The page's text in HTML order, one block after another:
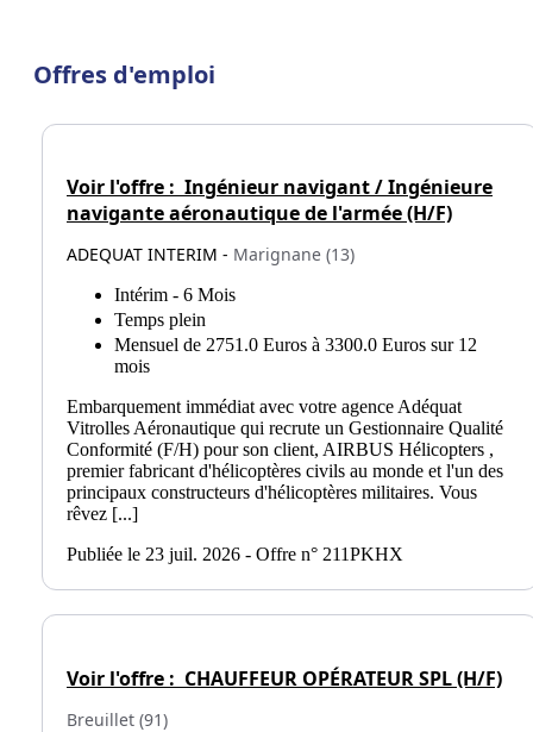
Offres d'emploi
Voir l'offre : Ingénieur navigant / Ingénieure
navigante aéronautique de l'armée (H/F)
ADEQUAT INTERIM - Marignane (13)
Intérim - 6 Mois
Temps plein
Mensuel de 2751.0 Euros à 3300.0 Euros sur 12
mois
Embarquement immédiat avec votre agence Adéquat
Vitrolles Aéronautique qui recrute un Gestionnaire Qualité
Conformité (F/H) pour son client, AIRBUS Hélicopters ,
premier fabricant d'hélicoptères civils au monde et l'un des
principaux constructeurs d'hélicoptères militaires. Vous
rêvez [...]
Publiée le 23 juil. 2026 - Offre n° 211PKHX
Voir l'offre : CHAUFFEUR OPÉRATEUR SPL (H/F)
Breuillet (91)